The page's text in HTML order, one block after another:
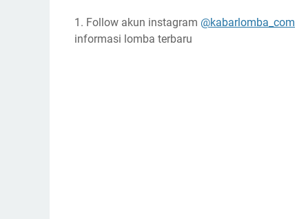
1. Follow akun instagram @kabarlomba_com
informasi lomba terbaru